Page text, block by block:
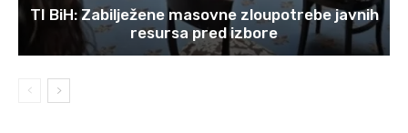
TI BiH: Zabilježene masovne zloupotrebe javnih
resursa pred izbore